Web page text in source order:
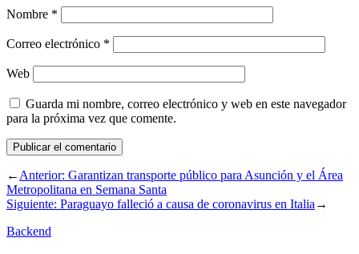
Nombre *
Correo electrónico *
Web
Guarda mi nombre, correo electrónico y web en este navegador
para la próxima vez que comente.
←Anterior: Garantizan transporte público para Asunción y el Área
Metropolitana en Semana Santa
Siguiente: Paraguayo falleció a causa de coronavirus en Italia→
Backend